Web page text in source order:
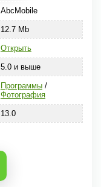
AbcMobile
12.7 Mb
Открыть
5.0 и выше
Программы/
Фотография
13.0